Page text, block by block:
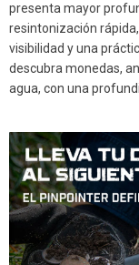
presenta mayor
resintonización
visibilidad y una
descubra monedas,
agua, con una